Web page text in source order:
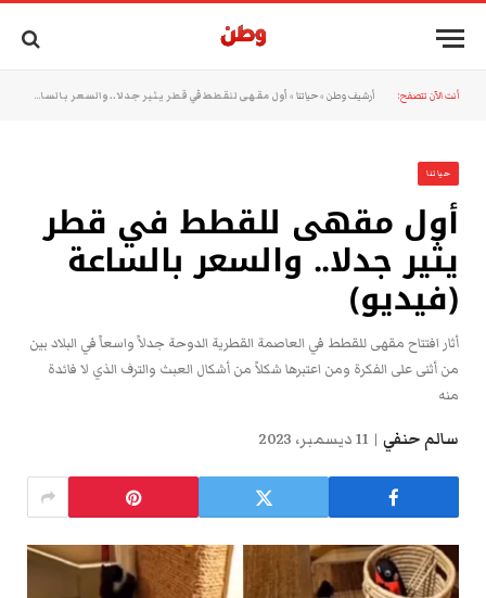
أنت الآن تتصفح: أرشيف وطن »حياتنا » أول مقهى للقطط في قطر يثير جدلا.. والسعر بالساعة (فيديو)
حياتنا
أول مقهى للقطط في قطر
يثير جدلا.. والسعر بالساعة
(فيديو)
أثار افتتاح مقهى للقطط في العاصمة القطرية الدوحة جدلاً واسعاً في البلاد بين
من أثنى على الفكرة ومن اعتبرها شكلاً من أشكال العبث والترف الذي لا فائدة
منه
سالم حنفي 11 ديسمبر، 2023